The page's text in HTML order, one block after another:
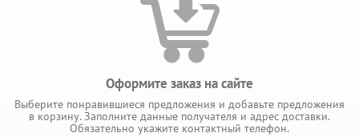
Оформите заказ на сайте
Выберите понравившиеся предложения и добавьте предложения
в корзину. Заполните данные получателя и адрес доставки.
Обязательно укажите контактный телефон.